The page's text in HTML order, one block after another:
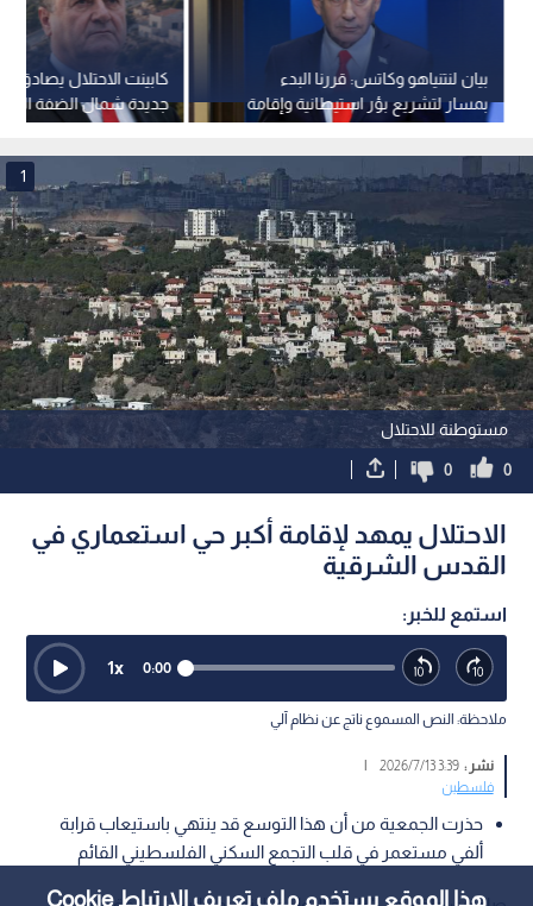
هذا الموقع يستخدم ملف تعريف الارتباط Cookie
كابينت الاحتلال يصادق
جديدة شمال الضفة
سموتريتش وكاتس
بيان لنتنياهو وكاتس: قررنا البدء
بمسار لتشريع بؤر استيطانية وإقامة
بؤر جديدة بالضفة الغربية
مستوطنة للاحتلال
1
0
0
الاحتلال يمهد لإقامة أكبر حي استعماري في
القدس الشرقية
استمع للخبر:
0:00
1x
ملاحظة: النص المسموع ناتج عن نظام آلي
نشر :3:39 2026/7/13
|
فلسطين
حذرت الجمعية من أن هذا التوسع قد ينتهي باستيعاب قرابة
ألفي مستعمر في قلب التجمع السكني الفلسطيني القائم